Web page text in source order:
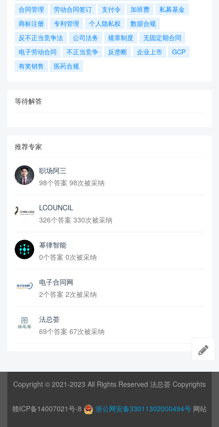
合同管理
劳动合同签订 支付令 加班费
私募基金
商标注册
专利管理 个人隐私权
数据合规
反不正当竞争法
公司法务 规章制度
无固定期合同
电子劳动合同
不正当竞争 反垄断 企业上市
GCP
有奖销售
医药合规
等待解答
推荐专家
职场阿三
98个答案 98次被采纳
LCOUNCIL
326个答案 330次被采纳
幂律智能
0个答案 0次被采纳
电子合同网
2个答案 2次被采纳
法总荟
69个答案 67次被采纳
Copyright © 2021-2023 All Rights Reserved 法总荟 Copyrights
赣ICP备14007021号-8 浙公网安备33011302000494号 网站